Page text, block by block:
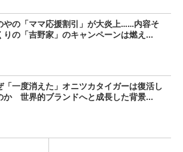
やの「ママ応援割引」が大炎上……内容そ
りの「吉野家」のキャンペーンは燃え...
「一度消えた」オニツカタイガーは復活し
か 世界的ブランドへと成長した背景...